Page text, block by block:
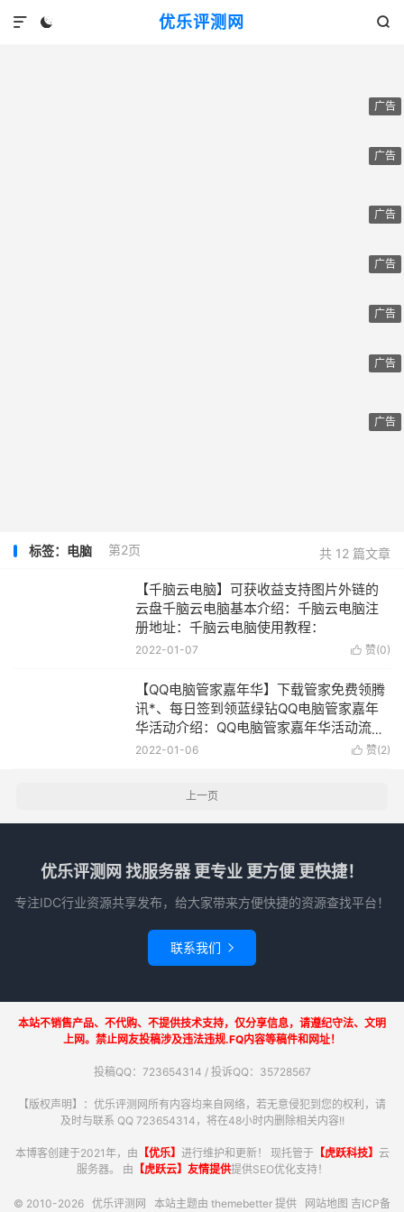
优乐评测网
 

广告
广告
广告
广告
广告
广告
广告
共 12 篇文章
标签：电脑 第2页
【千脑云电脑】可获收益支持图片外链的
云盘千脑云电脑基本介绍：千脑云电脑注
册地址：千脑云电脑使用教程：
 赞(0)
2022-01-07
【QQ电脑管家嘉年华】下载管家免费领腾
讯*、每日签到领蓝绿钻QQ电脑管家嘉年
华活动介绍：QQ电脑管家嘉年华活动流程
介绍：
 赞(2)
2022-01-06
上一页
优乐评测网 找服务器 更专业 更方便 更快捷！
专注IDC行业资源共享发布，给大家带来方便快捷的资源查找平台！
联系我们 
本站不销售产品、不代购、不提供技术支持，仅分享信息，请遵纪守法、文明
上网。禁止网友投稿涉及违法违规.FQ内容等稿件和网址！
投稿QQ：723654314 / 投诉QQ：35728567
【版权声明】：优乐评测网所有内容均来自网络，若无意侵犯到您的权利，请
及时与联系 QQ 723654314，将在48小时内删除相关内容!!
本博客创建于2021年，由 【优乐】 进行维护和更新！ 现托管于【虎跃科技】 云
服务器。 由 【虎跃云】友情提供提供SEO优化支持！
© 2010-2026 优乐评测网 本站主题由 themebetter 提供 网站地图 吉ICP备